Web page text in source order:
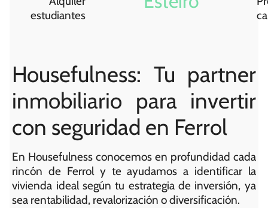
estudiantes
Housefulness: Tu partner
inmobiliario para invertir
con seguridad en Ferrol
En Housefulness conocemos en profundidad cada
rincón de Ferrol y te ayudamos a identificar la
vivienda ideal según tu estrategia de inversión, ya
sea rentabilidad, revalorización o diversificación.